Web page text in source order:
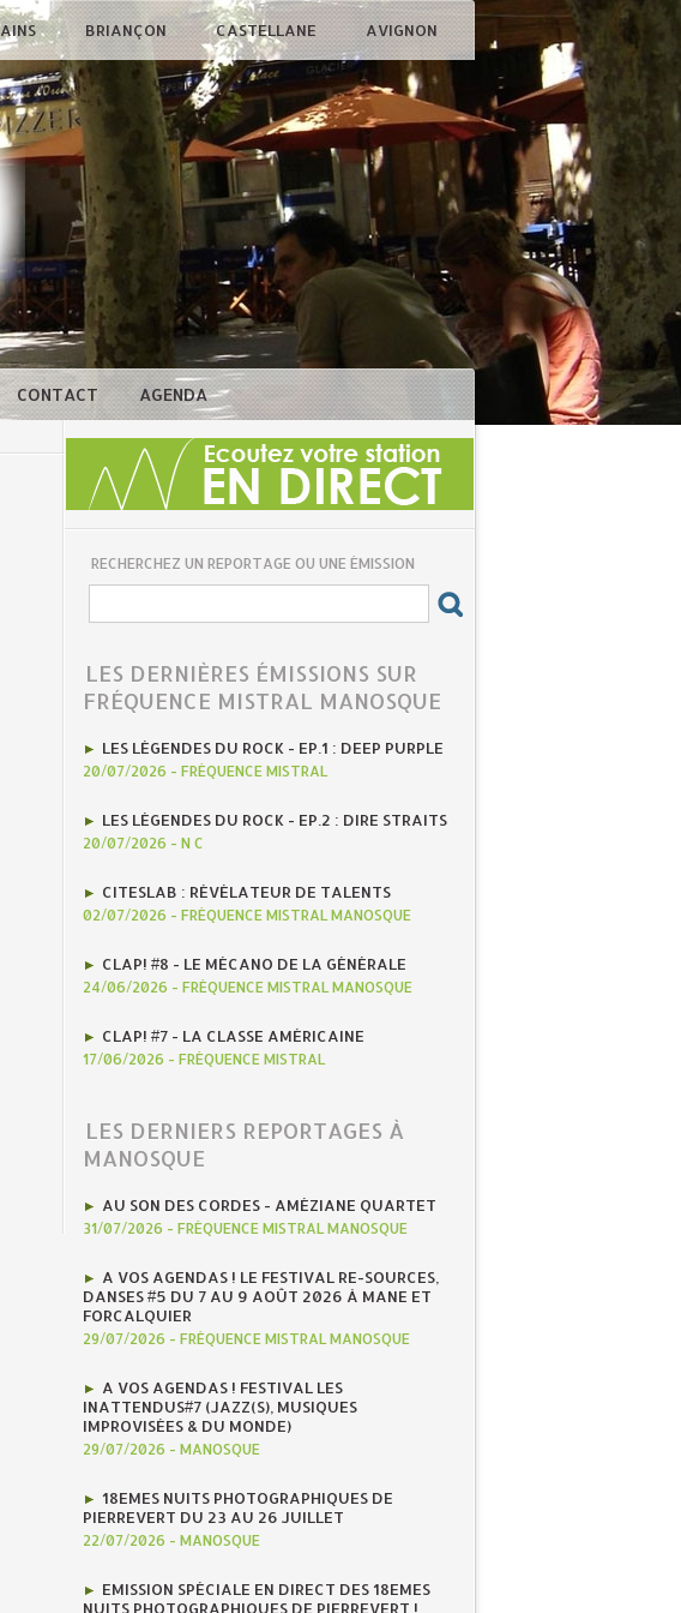
BRIANÇON CASTELLANE AVIGNON
CONTACT AGENDA
RECHERCHEZ UN REPORTAGE OU UNE ÉMISSION
LES DERNIÈRES ÉMISSIONS SUR
FRÉQUENCE MISTRAL MANOSQUE
LES LÉGENDES DU ROCK - EP.1 : DEEP PURPLE
20/07/2026 - FRÉQUENCE MISTRAL
LES LÉGENDES DU ROCK - EP.2 : DIRE STRAITS
20/07/2026 - N C
CITESLAB : RÉVÉLATEUR DE TALENTS
02/07/2026 - FRÉQUENCE MISTRAL MANOSQUE
CLAP! #8 - LE MÉCANO DE LA GÉNÉRALE
24/06/2026 - FRÉQUENCE MISTRAL MANOSQUE
CLAP! #7 - LA CLASSE AMÉRICAINE
17/06/2026 - FRÉQUENCE MISTRAL
LES DERNIERS REPORTAGES À
MANOSQUE
AU SON DES CORDES - AMÉZIANE QUARTET
31/07/2026 - FRÉQUENCE MISTRAL MANOSQUE
A VOS AGENDAS ! LE FESTIVAL RE-SOURCES,
DANSES #5 DU 7 AU 9 AOÛT 2026 À MANE ET
FORCALQUIER
29/07/2026 - FRÉQUENCE MISTRAL MANOSQUE
A VOS AGENDAS ! FESTIVAL LES
INATTENDUS#7 (JAZZ(S), MUSIQUES
IMPROVISÉES & DU MONDE)
29/07/2026 - MANOSQUE
18EMES NUITS PHOTOGRAPHIQUES DE
PIERREVERT DU 23 AU 26 JUILLET
22/07/2026 - MANOSQUE
EMISSION SPÉCIALE EN DIRECT DES 18EMES
NUITS PHOTOGRAPHIQUES DE PIERREVERT !